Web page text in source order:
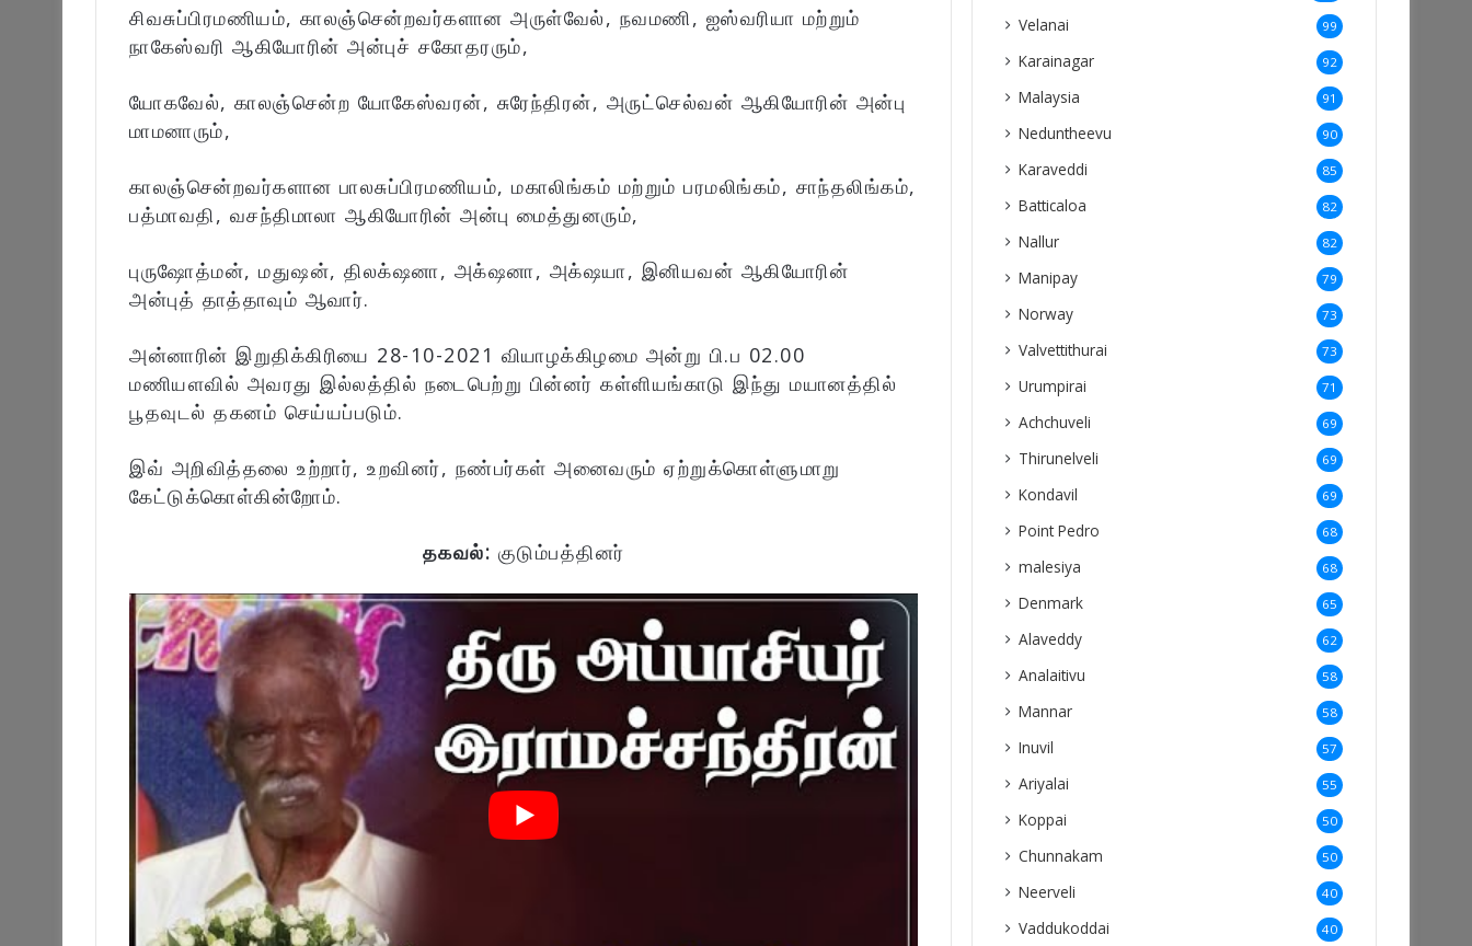
சிவசுப்பிரமணியம், காலஞ்சென்றவர்களான அருள்வேல், நவமணி, ஐஸ்வரியா மற்றும்
நாகேஸ்வரி ஆகியோரின் அன்புச் சகோதரரும்,
யோகவேல், காலஞ்சென்ற யோகேஸ்வரன், சுரேந்திரன், அருட்செல்வன் ஆகியோரின் அன்பு
மாமனாரும்,
காலஞ்சென்றவர்களான பாலசுப்பிரமணியம், மகாலிங்கம் மற்றும் பரமலிங்கம், சாந்தலிங்கம்,
பத்மாவதி, வசந்திமாலா ஆகியோரின் அன்பு மைத்துனரும்,
புருஷோத்மன், மதுஷன், திலக்‌ஷனா, அக்‌ஷனா, அக்‌ஷயா, இனியவன் ஆகியோரின்
அன்புத் தாத்தாவும் ஆவார்.
அன்னாரின் இறுதிக்கிரியை 28-10-2021 வியாழக்கிழமை அன்று பி.ப 02.00
மணியளவில் அவரது இல்லத்தில் நடைபெற்று பின்னர் கள்ளியங்காடு இந்து மயானத்தில்
பூதவுடல் தகனம் செய்யப்படும்.
இவ் அறிவித்தலை உற்றார், உறவினர், நண்பர்கள் அனைவரும் ஏற்றுக்கொள்ளுமாறு
கேட்டுக்கொள்கின்றோம்.
தகவல்: குடும்பத்தினர்
Velanai 99
Karainagar 92
Malaysia 91
Neduntheevu 90
Karaveddi 85
Batticaloa 82
Nallur 82
Manipay 79
Norway 73
Valvettithurai 73
Urumpirai 71
Achchuveli 69
Thirunelveli 69
Kondavil 69
Point Pedro 68
malesiya 68
Denmark 65
Alaveddy 62
Analaitivu 58
Mannar 58
Inuvil 57
Ariyalai 55
Koppai 50
Chunnakam 50
Neerveli 40
Vaddukoddai 40